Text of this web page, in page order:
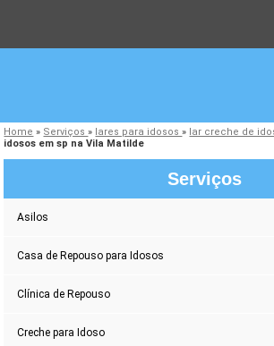
Home » Serviços» lares para idosos» lar creche de
idosos em sp na Vila Matilde
Serviços
Asilos
Casa de Repouso para Idosos
Clínica de Repouso
Creche para Idoso